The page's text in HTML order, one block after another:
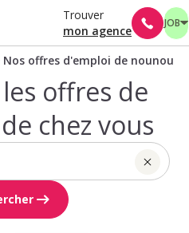
Trouver
mon agence
JOB
Nos offres d'emploi de nounou
offres de
chez vous